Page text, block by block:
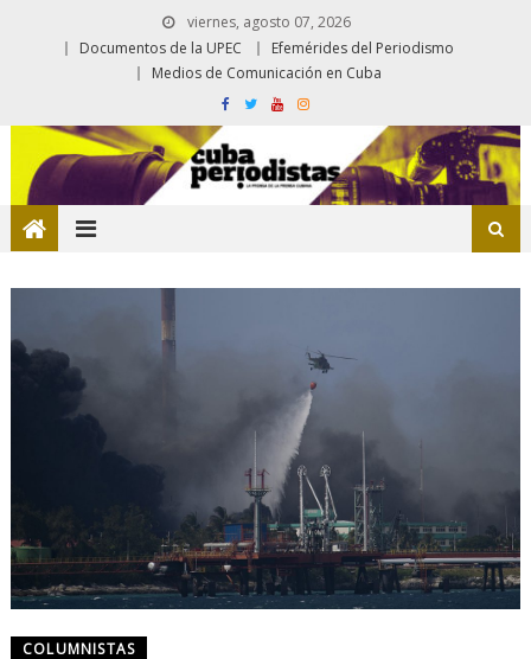
viernes, agosto 07, 2026
Documentos de la UPEC
Efemérides del Periodismo
Medios de Comunicación en Cuba
COLUMNISTAS